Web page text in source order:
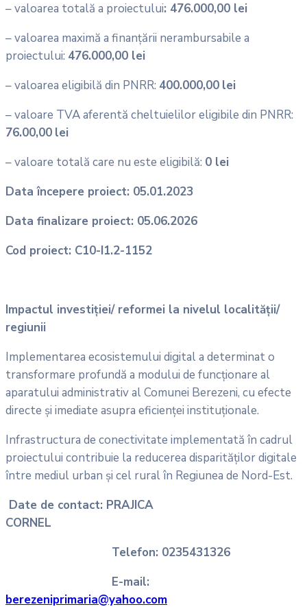
– valoarea totală a proiectului: 476.000,00 lei
– valoarea maximă a finanțării nerambursabile a
proiectului: 476.000,00 lei
– valoarea eligibilă din PNRR: 400.000,00 lei
– valoare TVA aferentă cheltuielilor eligibile din PNRR:
76.00,00 lei
– valoare totală care nu este eligibilă: 0 lei
Data începere proiect: 05.01.2023
Data finalizare proiect: 05.06.2026
Cod proiect: C10-I1.2-1152
Impactul investiției/ reformei la nivelul localității/
regiunii
Implementarea ecosistemului digital a determinat o
transformare profundă a modului de funcționare al
aparatului administrativ al Comunei Berezeni, cu efecte
directe și imediate asupra eficienței instituționale.
Infrastructura de conectivitate implementată în cadrul
proiectului contribuie la reducerea disparităților digitale
între mediul urban și cel rural în Regiunea de Nord-Est.
Date de contact: PRAJICA
CORNEL
Telefon: 0235431326
E-mail:
berezeniprimaria@yahoo.com